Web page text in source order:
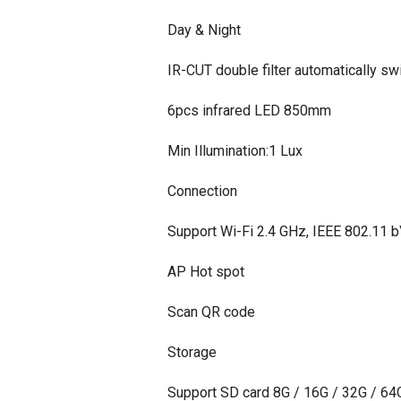
Day & Night
IR-CUT double filter automatically
6pcs infrared LED 850mm
Min Illumination:1 Lux
Connection
Support Wi-Fi 2.4 GHz, IEEE 802.11
AP Hot spot
Scan QR code
Storage
Support SD card 8G / 16G / 32G /